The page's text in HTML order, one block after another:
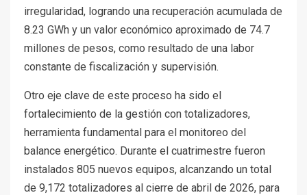
irregularidad, logrando una recuperación acumulada de
8.23 GWh y un valor económico aproximado de 74.7
millones de pesos, como resultado de una labor
constante de fiscalización y supervisión.
Otro eje clave de este proceso ha sido el
fortalecimiento de la gestión con totalizadores,
herramienta fundamental para el monitoreo del
balance energético. Durante el cuatrimestre fueron
instalados 805 nuevos equipos, alcanzando un total
de 9,172 totalizadores al cierre de abril de 2026, para